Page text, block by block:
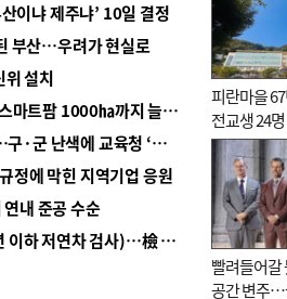
이냐 제주냐’ 10일 결정
부산…우려가 현실로
설치
■ 경남 농정 비전 ‘잘 사는 농촌’…스마트팜 1000㏊까지 늘린다
■ 교육혁신선도지 공모 코앞인데…구·군 난색에 교육청 ‘쩔쩔’
정에 막힌 지역기업 응원
내 준공 수순
■ 검사 신분 버리고 직급하향(10년 이하 저연차 검사)…檢 중수청행 기피
피란마을
전교생 24
기로
빨려들어갈
공간 변주…